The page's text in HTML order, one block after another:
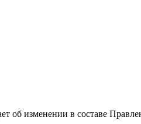
об изменении в составе